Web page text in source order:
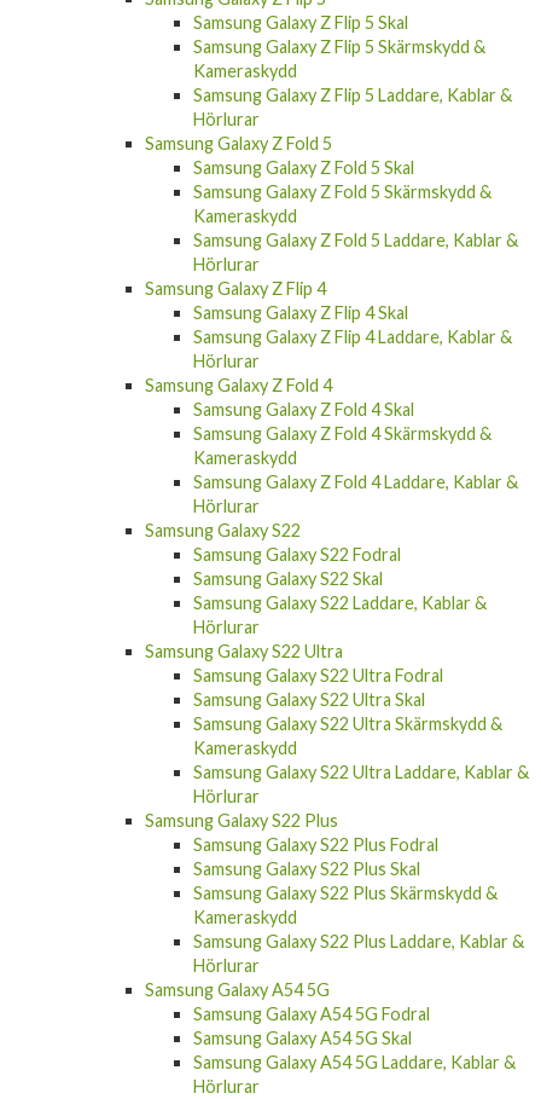
Samsung Galaxy Z Flip 5 Skärmskydd &
Kameraskydd
Samsung Galaxy Z Flip 5 Laddare, Kablar &
Hörlurar
Samsung Galaxy Z Fold 5
Samsung Galaxy Z Fold 5 Skal
Samsung Galaxy Z Fold 5 Skärmskydd &
Kameraskydd
Samsung Galaxy Z Fold 5 Laddare, Kablar &
Hörlurar
Samsung Galaxy Z Flip 4
Samsung Galaxy Z Flip 4 Skal
Samsung Galaxy Z Flip 4 Laddare, Kablar &
Hörlurar
Samsung Galaxy Z Fold 4
Samsung Galaxy Z Fold 4 Skal
Samsung Galaxy Z Fold 4 Skärmskydd &
Kameraskydd
Samsung Galaxy Z Fold 4 Laddare, Kablar &
Hörlurar
Samsung Galaxy S22
Samsung Galaxy S22 Fodral
Samsung Galaxy S22 Skal
Samsung Galaxy S22 Laddare, Kablar &
Hörlurar
Samsung Galaxy S22 Ultra
Samsung Galaxy S22 Ultra Fodral
Samsung Galaxy S22 Ultra Skal
Samsung Galaxy S22 Ultra Skärmskydd &
Kameraskydd
Samsung Galaxy S22 Ultra Laddare, Kablar &
Hörlurar
Samsung Galaxy S22 Plus
Samsung Galaxy S22 Plus Fodral
Samsung Galaxy S22 Plus Skal
Samsung Galaxy S22 Plus Skärmskydd &
Kameraskydd
Samsung Galaxy S22 Plus Laddare, Kablar &
Hörlurar
Samsung Galaxy A54 5G
Samsung Galaxy A54 5G Fodral
Samsung Galaxy A54 5G Skal
Samsung Galaxy A54 5G Laddare, Kablar &
Hörlurar
Samsung Galaxy A34 5G